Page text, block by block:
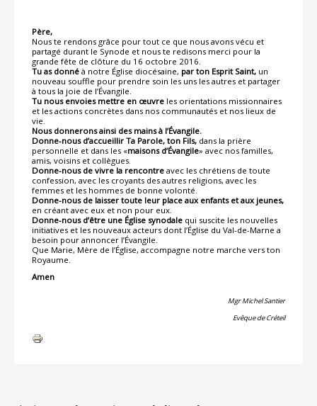
Père,
Nous te rendons grâce pour tout ce que nous avons vécu et
partagé durant le Synode et nous te redisons merci pour la
grande fête de clôture du 16 octobre 2016.
Tu as donné à notre Église diocésaine, par ton Esprit Saint, un
nouveau souffle pour prendre soin les uns les autres et partager
à tous la joie de l’Évangile.
Tu nous envoies mettre en œuvre les orientations missionnaires
et les actions concrètes dans nos communautés et nos lieux de
vie.
Nous donnerons ainsi des mains à l’Évangile.
Donne-nous d’accueillir Ta Parole, ton Fils, dans la prière
personnelle et dans les «maisons d’Évangile» avec nos familles,
amis, voisins et collègues.
Donne-nous de vivre la rencontre avec les chrétiens de toute
confession, avec les croyants des autres religions, avec les
femmes et les hommes de bonne volonté.
Donne-nous de laisser toute leur place aux enfants et aux jeunes,
en créant avec eux et non pour eux.
Donne-nous d’être une Église synodale qui suscite les nouvelles
initiatives et les nouveaux acteurs dont l’Église du Val-de-Marne a
besoin pour annoncer l’Évangile.
Que Marie, Mère de l’Église, accompagne notre marche vers ton
Royaume.
Amen
Mgr Michel Santier
Evêque de Créteil
Actions
sur